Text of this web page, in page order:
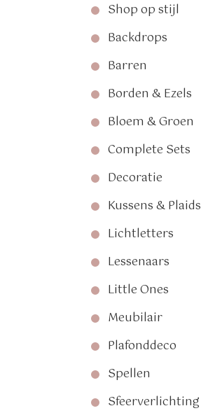
Shop op stijl
Backdrops
Barren
Borden & Ezels
Bloem & Groen
Complete Sets
Decoratie
Kussens & Plaids
Lichtletters
Lessenaars
Little Ones
Meubilair
Plafonddeco
Spellen
Sfeerverlichting